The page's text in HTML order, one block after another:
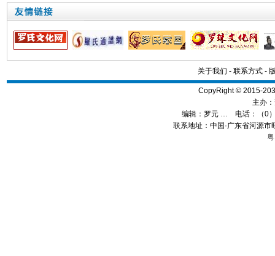
关于我们 - 联系方式-
CopyRight © 2015-
主办：
编辑： 罗元 … 电话：（0
联系地址：中国·广东省河源